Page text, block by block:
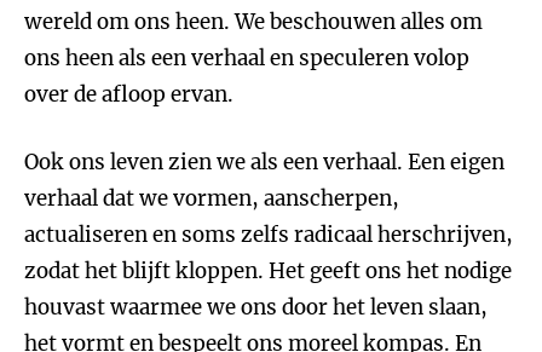
wereld om ons heen. We beschouwen alles om
ons heen als een verhaal en speculeren volop
over de afloop ervan.
Ook ons leven zien we als een verhaal. Een eigen
verhaal dat we vormen, aanscherpen,
actualiseren en soms zelfs radicaal herschrijven,
zodat het blijft kloppen. Het geeft ons het nodige
houvast waarmee we ons door het leven slaan,
het vormt en bespeelt ons moreel kompas. En